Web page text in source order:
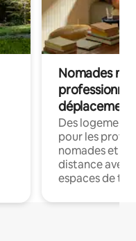
Nomades
déplacement
Des
pour les
nomades et
distance avec
espaces de